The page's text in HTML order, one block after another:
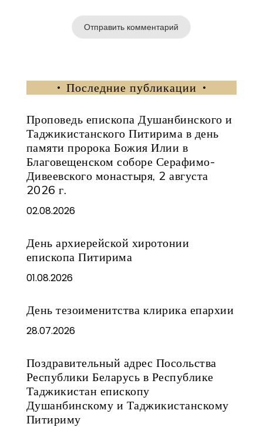
Последние публикации
Проповедь епископа Душанбинского и
Таджикистанского Питирима в день
памяти пророка Божия Илии в
Благовещенском соборе Серафимо-
Дивеевского монастыря, 2 августа
2026 г.
02.08.2026
День архиерейской хиротонии
епископа Питирима
01.08.2026
День тезоименитства клирика епархии
28.07.2026
Поздравительный адрес Посольства
Республики Беларусь в Республике
Таджикистан епископу
Душанбинскому и Таджикистанскому
Питириму